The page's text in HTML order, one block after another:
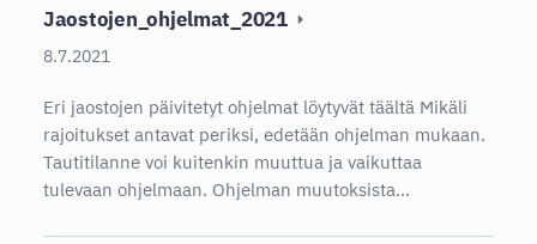
Jaostojen_ohjelmat_2021
8.7.2021
Eri jaostojen päivitetyt ohjelmat löytyvät täältä Mikäli
rajoitukset antavat periksi, edetään ohjelman mukaan.
Tautitilanne voi kuitenkin muuttua ja vaikuttaa
tulevaan ohjelmaan. Ohjelman muutoksista…